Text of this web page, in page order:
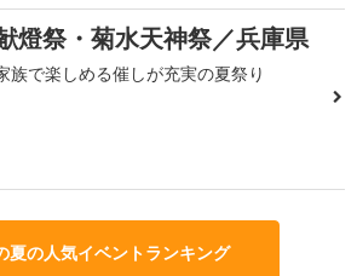
燈祭・菊水天神祭／兵庫県
族で楽しめる催しが充実の夏祭り
夏の人気イベントランキング